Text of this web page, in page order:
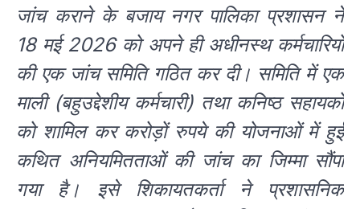
जांच कराने के बजाय नगर पालिका प्रशासन ने
18 मई 2026 को अपने ही अधीनस्थ कर्मचारियों
की एक जांच समिति गठित कर दी। समिति में एक
माली (बहुउद्देशीय कर्मचारी) तथा कनिष्ठ सहायकों
को शामिल कर करोड़ों रुपये की योजनाओं में हुई
कथित अनियमितताओं की जांच का जिम्मा सौंपा
गया है। इसे शिकायतकर्ता ने प्रशासनिक